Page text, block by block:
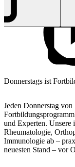
Donnerstags ist
Jeden Donnerstag
und Experten. Unsere
Rheumatologie,
Immunologie ab –
neuesten Stand – vor